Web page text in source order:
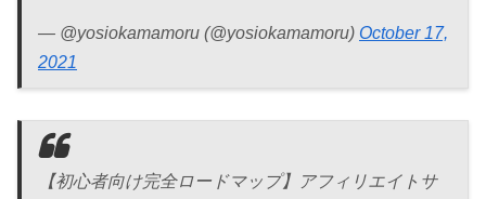
— @yosiokamamoru (@yosiokamamoru) October 17,
2021
【初心者向け完全ロードマップ】アフィリエイトサ